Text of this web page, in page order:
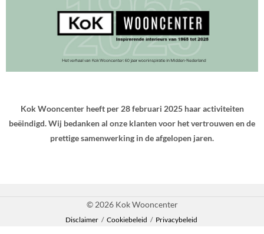
Kok Wooncenter heeft per 28 februari 2025 haar activiteiten
beëindigd. Wij bedanken al onze klanten voor het vertrouwen en de
prettige samenwerking in de afgelopen jaren.
© 2026 Kok Wooncenter
Disclaimer / Cookiebeleid / Privacybeleid